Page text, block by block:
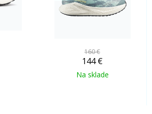
160 €
144 €
Na sklade